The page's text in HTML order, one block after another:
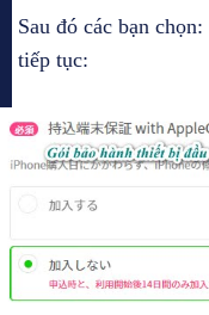
Sau đó các bạn chọn:
tiếp tục: